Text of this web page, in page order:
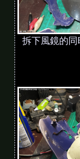
拆下風鏡的